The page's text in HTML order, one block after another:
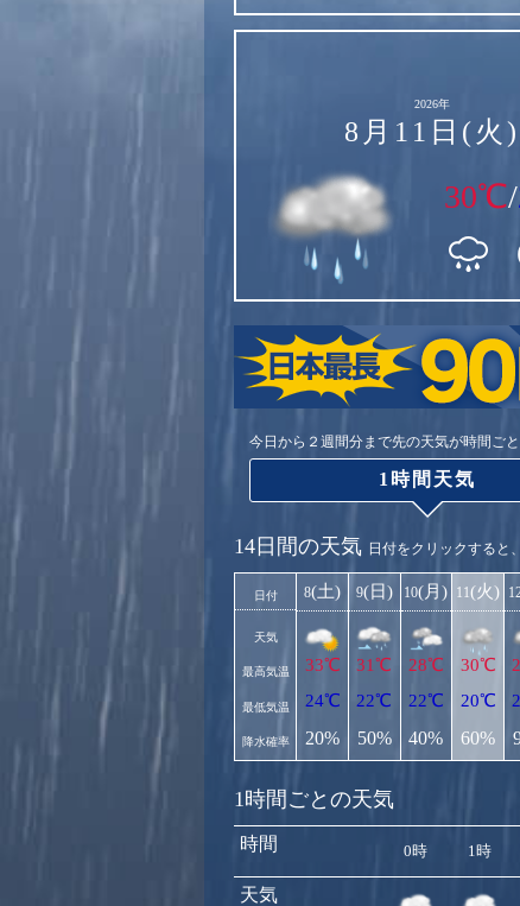
2026年
8月11日(火)
30℃/
今日から２週間分まで先の天気が時間ごと
1時間天気
14日間の天気 日付をクリックすると
日付
天気
最高気温
最低気温
降水確率
8(土)
33℃
24℃
20%
9(日)
31℃
22℃
50%
10(月)
28℃
22℃
40%
11(火)
30℃
20℃
60%
1時間ごとの天気
時間
天気
0時 1時